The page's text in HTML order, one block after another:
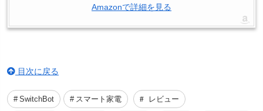
Amazonで詳細を見る
目次に戻る
SwitchBot スマート家電 レビュー